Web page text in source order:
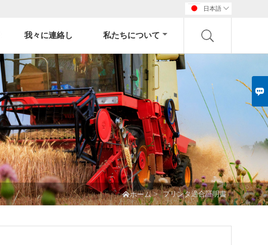

日本語 
我々に連絡し 私たちについて
ホーム > プリンタ適合証明書